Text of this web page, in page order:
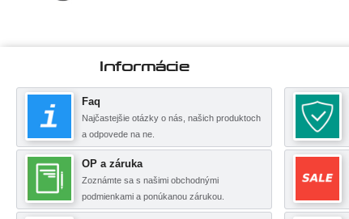
Informácie
Faq
Najčastejšie otázky o nás, našich produktoch
a odpovede na ne.
OP a záruka
Zoznámte sa s našimi obchodnými
podmienkami a ponúkanou zárukou.